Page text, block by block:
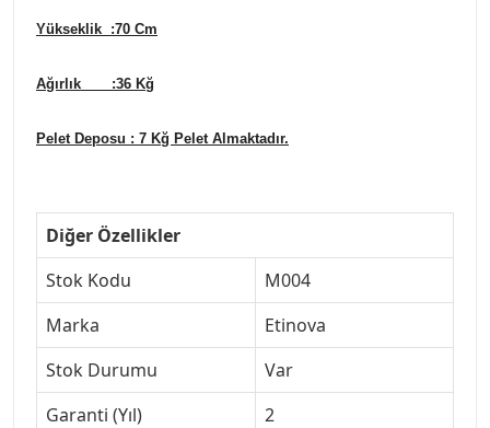
Yükseklik :70 Cm
Ağırlık :36 Kğ
Pelet Deposu : 7 Kğ Pelet Almaktadır.
Diğer Özellikler
Stok Kodu
M004
Marka
Etinova
Stok Durumu
Var
Garanti (Yıl)
2